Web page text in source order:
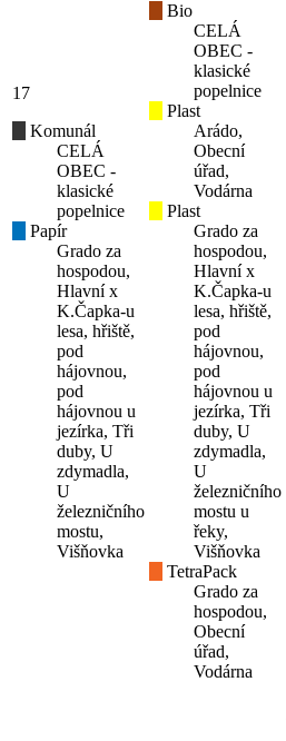
17
Komunál
CELÁ
OBEC -
klasické
popelnice
Papír
Grado za
hospodou,
Hlavní x
K.Čapka-u
lesa, hřiště,
pod
hájovnou,
pod
hájovnou u
jezírka, Tři
duby, U
zdymadla,
U
železničního
mostu,
Višňovka
Bio
CELÁ
OBEC -
klasické
popelnice
Plast
Arádo,
Obecní
úřad,
Vodárna
Plast
Grado za
hospodou,
Hlavní x
K.Čapka-u
lesa, hřiště,
pod
hájovnou,
pod
hájovnou u
jezírka, Tři
duby, U
zdymadla,
U
železničního
mostu u
řeky,
Višňovka
TetraPack
Grado za
hospodou,
Obecní
úřad,
Vodárna